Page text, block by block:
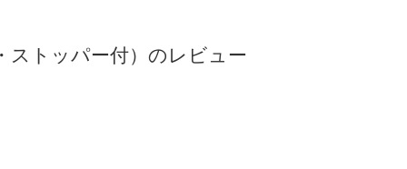
ストッパー付）のレビュー